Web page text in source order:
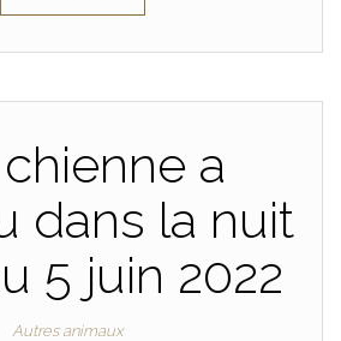
a
dans la nuit
5 juin 2022
Autres animaux